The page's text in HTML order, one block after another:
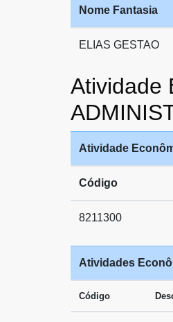
Nome Fantasia
ELIAS GESTAO
Atividade
Atividade
Código
8211300
Atividades
Código